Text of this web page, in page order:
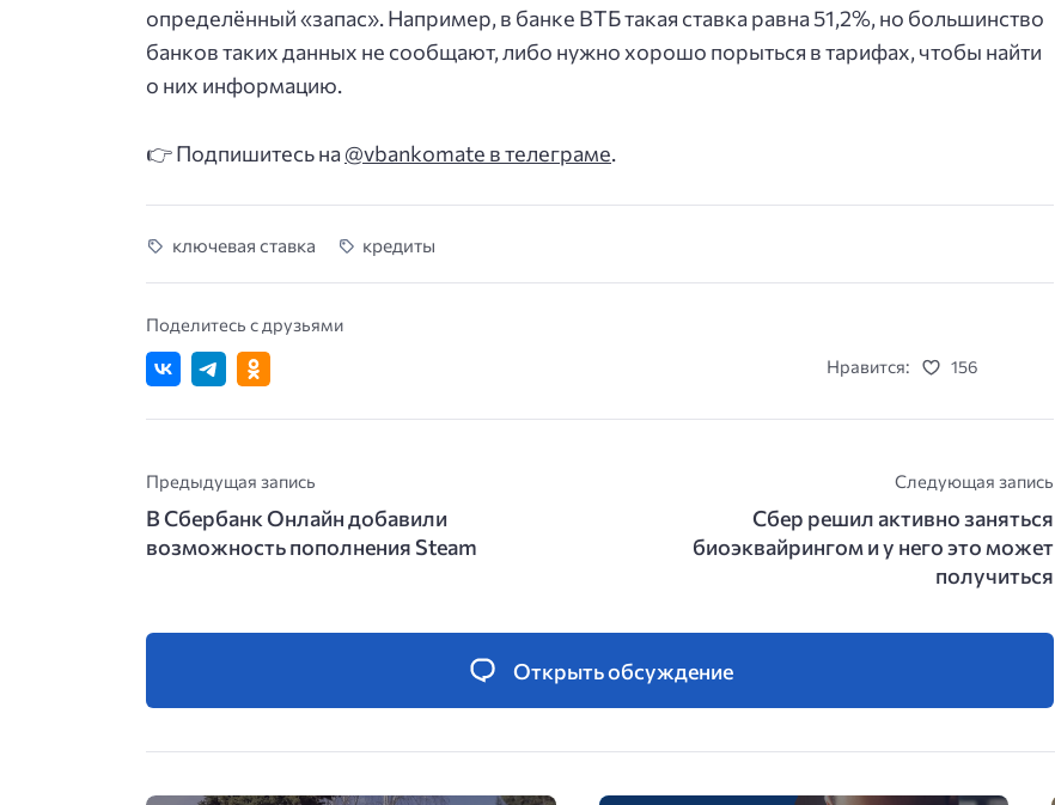
определённый «запас». Например, в банке ВТБ такая ставка равна 51,2%, но большинство
банков таких данных не сообщают, либо нужно хорошо порыться в тарифах, чтобы найти
о них информацию.
👉 Подпишитесь на @vbankomate в телеграме.
ключевая ставка кредиты
Поделитесь с друзьями
Нравится:
156
Предыдущая запись
В Сбербанк Онлайн добавили
возможность пополнения Steam
Следующая запись
Сбер решил активно заняться
биоэквайрингом и у него это может
получиться
Открыть обсуждение